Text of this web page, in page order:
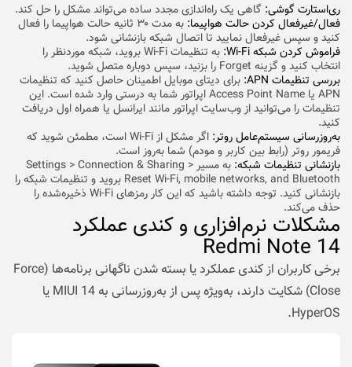
ری‌استارت گوشی: گاهی یک راه‌اندازی مجدد ساده می‌تواند مشکل را حل کند.
فعال/غیرفعال کردن حالت هواپیما:
به مدت ۳۰ ثانیه حالت هواپیما را فعال
کنید و سپس غیرفعال نمایید تا اتصال شبکه بازنشانی شود.
فراموش کردن شبکه Wi-Fi:
به تنظیمات Wi-Fi بروید، شبکه موردنظر را
انتخاب کنید و گزینه Forget را بزنید، سپس دوباره متصل شوید.
بررسی تنظیمات APN:
برای دیتای موبایل اطمینان حاصل کنید که تنظیمات
APN یا Access Point Name اپراتور شما به درستی وارد شده است. این
تنظیمات را می‌توانید از وب‌سایت اپراتور مانند ایرانسل یا همراه اول دریافت
کنید.
به‌روزرسانی سیستم‌عامل روتر:
اگر مشکل از Wi-Fi است، مطمئن شوید که
فریمور روتر (رابط بین کاربر و مودم) شما به‌روز است.
بازنشانی تنظیمات شبکه:
به مسیر Settings > Connection & Sharing >
Reset Wi-Fi, mobile networks, and Bluetooth بروید و تنظیمات شبکه را
بازنشانی کنید. توجه داشته باشید که این کار رمزهای Wi-Fi ذخیره‌شده را
حذف می‌کند.
مشکلات نرم‌افزاری و کندی عملکرد
Redmi Note 14
برخی کاربران از کندی عملکرد یا بسته شدن ناگهانی برنامه‌ها (Force
Close) شکایت دارند، به‌ویژه پس از به‌روزرسانی به MIUI 14 یا
HyperOS.